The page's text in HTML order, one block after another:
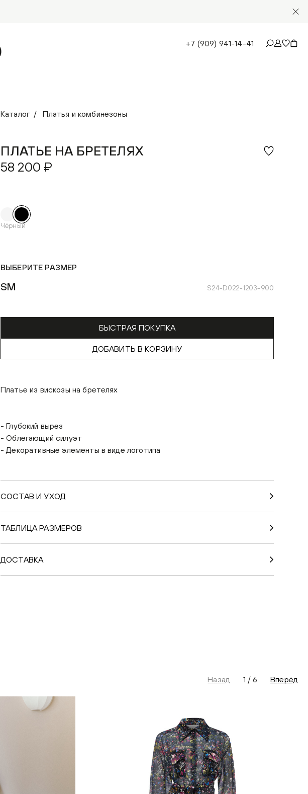
+7 (909) 941-14-41
Каталог Платья и комбинезоны
ПЛАТЬЕ НА БРЕТЕЛЯХ
58 200 ₽
Чёрный
ВЫБЕРИТЕ РАЗМЕР
SM S24-D022-1203-900
БЫСТРАЯ ПОКУПКА
ДОБАВИТЬ В КОРЗИНУ
Платье из вискозы на бретелях
- Глубокий вырез
- Облегающий силуэт
- Декоративные элементы в виде логотипа
СОСТАВ И УХОД
ТАБЛИЦА РАЗМЕРОВ
ДОСТАВКА
Назад 1 /6 Вперёд